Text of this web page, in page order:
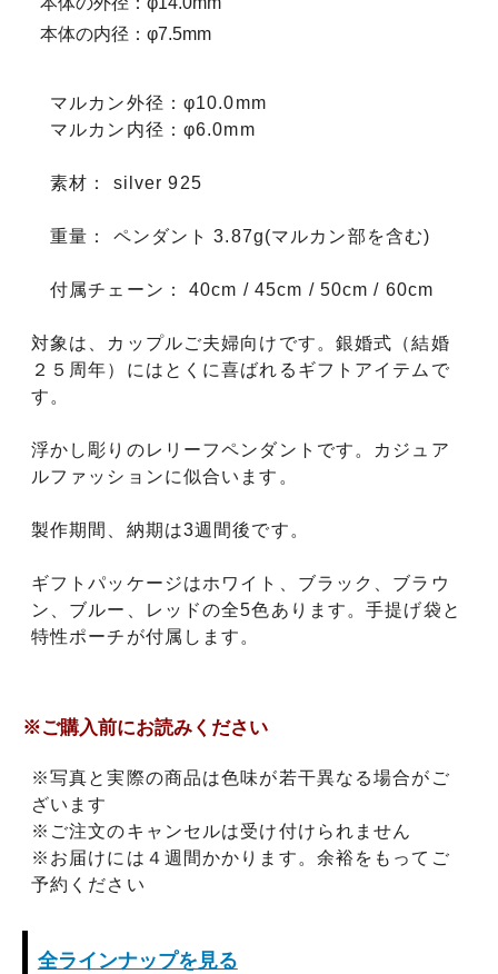
本体の内径：φ7.5mm
マルカン外径：φ10.0mm
マルカン内径：φ6.0mm
素材： silver 925
重量： ペンダント 3.87g(マルカン部を含む)
付属チェーン： 40cm / 45cm / 50cm / 60cm
対象は、カップルご夫婦向けです。銀婚式（結婚
２５周年）にはとくに喜ばれるギフトアイテムで
す。
浮かし彫りのレリーフペンダントです。カジュア
ルファッションに似合います。
製作期間、納期は3週間後です。
ギフトパッケージはホワイト、ブラック、ブラウ
ン、ブルー、レッドの全5色あります。手提げ袋と
特性ポーチが付属します。
※ご購入前にお読みください
※写真と実際の商品は色味が若干異なる場合がご
ざいます
※ご注文のキャンセルは受け付けられません
※お届けには４週間かかります。余裕をもってご
予約ください
全ラインナップを見る